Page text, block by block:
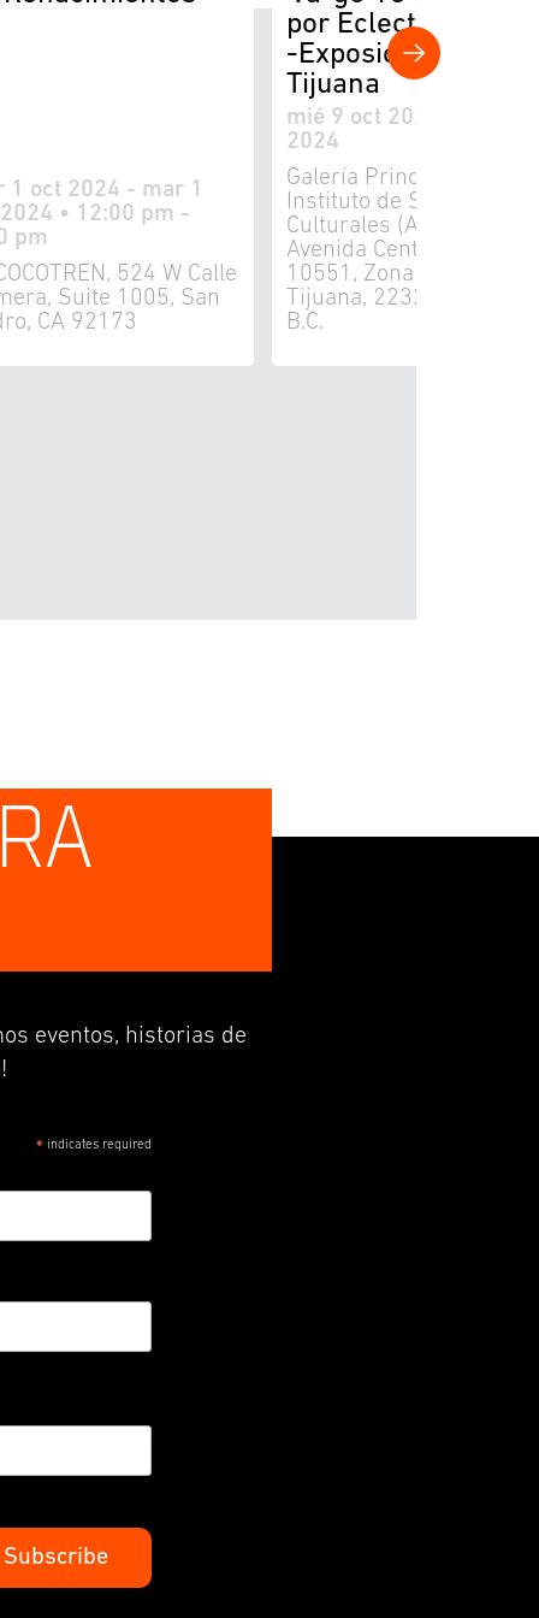
1 oct 2024 - mar 1
• 12:00 pm -
pm
524 W Calle
Suite 1005, San
CA 92173
por Eclectique
-Exposición en
Tijuana
mié 9 oct 2024 - sáb 7
2024
Galería Principal del
Instituto de Servicios
Culturales (Antes ICBC)
Avenida Centenario no.
10551, Zona Urbana Rio
Tijuana, 22320 Tijuana,
B.C.
eventos, historias de
* indicates required